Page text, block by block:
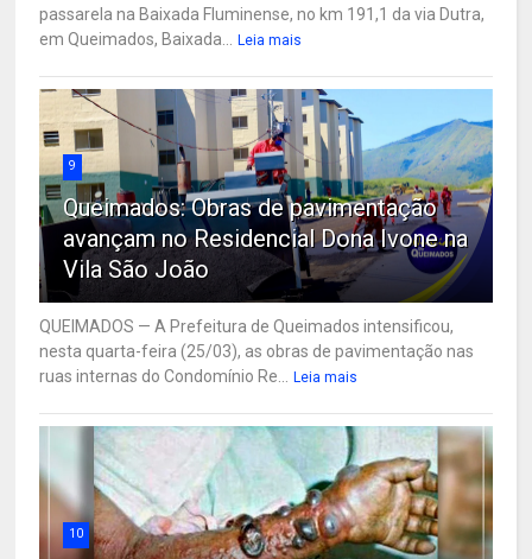
passarela na Baixada Fluminense, no km 191,1 da via Dutra,
em Queimados, Baixada...
Leia mais
9
Queimados: Obras de pavimentação
avançam no Residencial Dona Ivone na
Vila São João
QUEIMADOS — A Prefeitura de Queimados intensificou,
nesta quarta-feira (25/03), as obras de pavimentação nas
ruas internas do Condomínio Re...
Leia mais
10